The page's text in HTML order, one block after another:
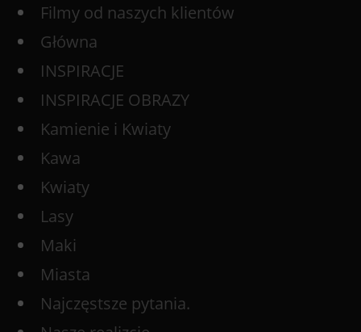
Filmy od naszych klientów
Główna
INSPIRACJE
INSPIRACJE OBRAZY
Kamienie i Kwiaty
Kawa
Kwiaty
Lasy
Maki
Miasta
Najczęstsze pytania.